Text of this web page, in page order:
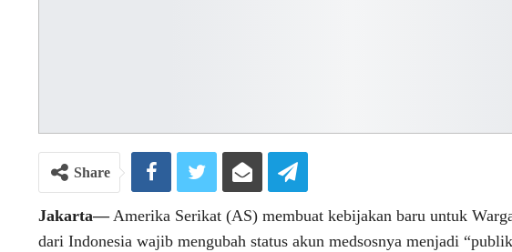
Share
Jakarta—Amerika Serikat (AS) membuat kebijakan baru untuk
dari Indonesia wajib mengubah status akun medsosnya menjadi